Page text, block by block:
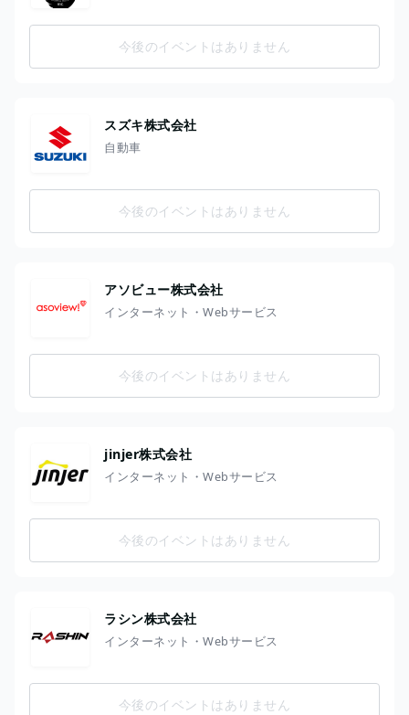
今後のイベントはありません
スズキ株式会社
自動車
今後のイベントはありません
アソビュー株式会社
インターネット・Webサービス
今後のイベントはありません
jinjer株式会社
インターネット・Webサービス
今後のイベントはありません
ラシン株式会社
インターネット・Webサービス
今後のイベントはありません